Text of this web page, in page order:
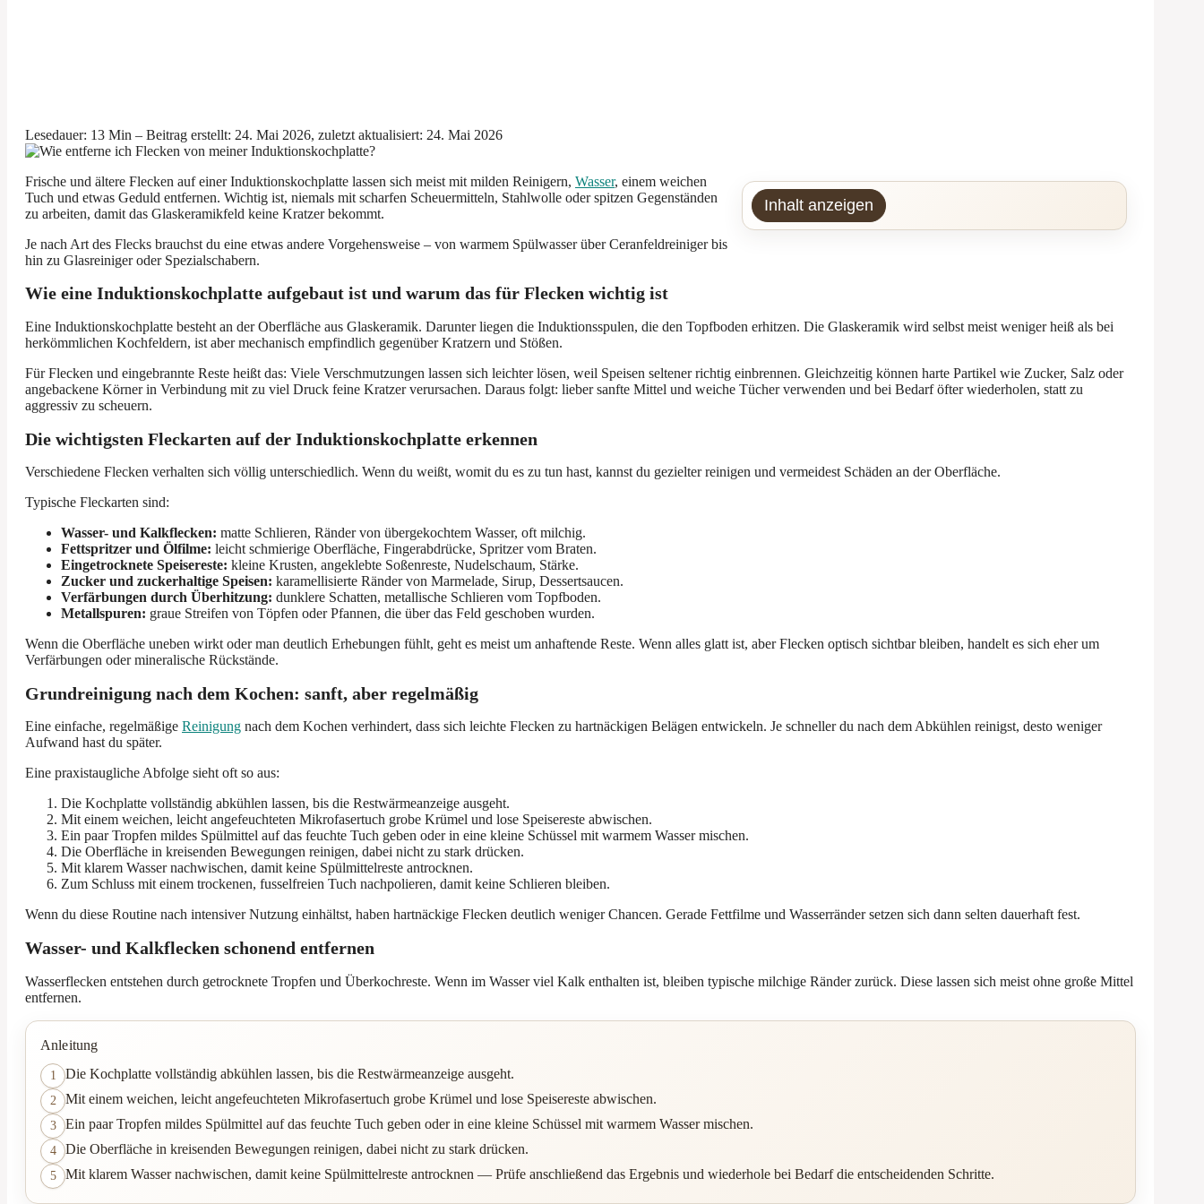
Lesedauer: 13 Min – Beitrag erstellt: 24. Mai 2026, zuletzt aktualisiert: 24. Mai 2026
Inhalt anzeigen
Frische und ältere Flecken auf einer Induktionskochplatte lassen sich meist mit milden Reinigern, Wasser, einem weichen
Tuch und etwas Geduld entfernen. Wichtig ist, niemals mit scharfen Scheuermitteln, Stahlwolle oder spitzen Gegenständen
zu arbeiten, damit das Glaskeramikfeld keine Kratzer bekommt.
Je nach Art des Flecks brauchst du eine etwas andere Vorgehensweise – von warmem Spülwasser über Ceranfeldreiniger bis
hin zu Glasreiniger oder Spezialschabern.
Wie eine Induktionskochplatte aufgebaut ist und warum das für Flecken wichtig ist
Eine Induktionskochplatte besteht an der Oberfläche aus Glaskeramik. Darunter liegen die Induktionsspulen, die den Topfboden erhitzen. Die Glaskeramik wird selbst meist weniger heiß als bei
herkömmlichen Kochfeldern, ist aber mechanisch empfindlich gegenüber Kratzern und Stößen.
Für Flecken und eingebrannte Reste heißt das: Viele Verschmutzungen lassen sich leichter lösen, weil Speisen seltener richtig einbrennen. Gleichzeitig können harte Partikel wie Zucker, Salz oder
angebackene Körner in Verbindung mit zu viel Druck feine Kratzer verursachen. Daraus folgt: lieber sanfte Mittel und weiche Tücher verwenden und bei Bedarf öfter wiederholen, statt zu
aggressiv zu scheuern.
Die wichtigsten Fleckarten auf der Induktionskochplatte erkennen
Verschiedene Flecken verhalten sich völlig unterschiedlich. Wenn du weißt, womit du es zu tun hast, kannst du gezielter reinigen und vermeidest Schäden an der Oberfläche.
Typische Fleckarten sind:
Wasser- und Kalkflecken: matte Schlieren, Ränder von übergekochtem Wasser, oft milchig.
Fettspritzer und Ölfilme: leicht schmierige Oberfläche, Fingerabdrücke, Spritzer vom Braten.
Eingetrocknete Speisereste: kleine Krusten, angeklebte Soßenreste, Nudelschaum, Stärke.
Zucker und zuckerhaltige Speisen: karamellisierte Ränder von Marmelade, Sirup, Dessertsaucen.
Verfärbungen durch Überhitzung: dunklere Schatten, metallische Schlieren vom Topfboden.
Metallspuren: graue Streifen von Töpfen oder Pfannen, die über das Feld geschoben wurden.
Wenn die Oberfläche uneben wirkt oder man deutlich Erhebungen fühlt, geht es meist um anhaftende Reste. Wenn alles glatt ist, aber Flecken optisch sichtbar bleiben, handelt es sich eher um
Verfärbungen oder mineralische Rückstände.
Grundreinigung nach dem Kochen: sanft, aber regelmäßig
Eine einfache, regelmäßige Reinigung nach dem Kochen verhindert, dass sich leichte Flecken zu hartnäckigen Belägen entwickeln. Je schneller du nach dem Abkühlen reinigst, desto weniger
Aufwand hast du später.
Eine praxistaugliche Abfolge sieht oft so aus:
Die Kochplatte vollständig abkühlen lassen, bis die Restwärmeanzeige ausgeht.
Mit einem weichen, leicht angefeuchteten Mikrofasertuch grobe Krümel und lose Speisereste abwischen.
Ein paar Tropfen mildes Spülmittel auf das feuchte Tuch geben oder in eine kleine Schüssel mit warmem Wasser mischen.
Die Oberfläche in kreisenden Bewegungen reinigen, dabei nicht zu stark drücken.
Mit klarem Wasser nachwischen, damit keine Spülmittelreste antrocknen.
Zum Schluss mit einem trockenen, fusselfreien Tuch nachpolieren, damit keine Schlieren bleiben.
Wenn du diese Routine nach intensiver Nutzung einhältst, haben hartnäckige Flecken deutlich weniger Chancen. Gerade Fettfilme und Wasserränder setzen sich dann selten dauerhaft fest.
Wasser- und Kalkflecken schonend entfernen
Wasserflecken entstehen durch getrocknete Tropfen und Überkochreste. Wenn im Wasser viel Kalk enthalten ist, bleiben typische milchige Ränder zurück. Diese lassen sich meist ohne große Mittel
entfernen.
Anleitung
1 Die Kochplatte vollständig abkühlen lassen, bis die Restwärmeanzeige ausgeht.
2 Mit einem weichen, leicht angefeuchteten Mikrofasertuch grobe Krümel und lose Speisereste abwischen.
3 Ein paar Tropfen mildes Spülmittel auf das feuchte Tuch geben oder in eine kleine Schüssel mit warmem Wasser mischen.
4 Die Oberfläche in kreisenden Bewegungen reinigen, dabei nicht zu stark drücken.
5 Mit klarem Wasser nachwischen, damit keine Spülmittelreste antrocknen — Prüfe anschließend das Ergebnis und wiederhole bei Bedarf die entscheidenden Schritte.